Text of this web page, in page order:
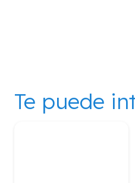
Te puede